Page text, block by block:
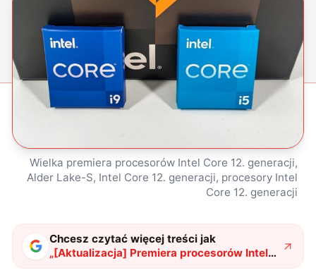
Wielka premiera procesorów Intel Core 12. generacji,
Alder Lake-S, Intel Core 12. generacji, procesory Intel
Core 12. generacji
Chcesz czytać więcej treści jak
„[Aktualizacja] Premiera procesorów Intel
Core 12. generacji. Znamy ceny w Polsce"?